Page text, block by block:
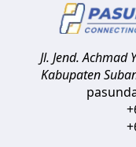
Jl. Jend. Achmad
Kabupaten